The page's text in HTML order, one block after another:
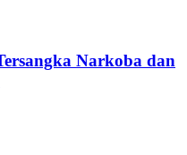
Narkoba dan